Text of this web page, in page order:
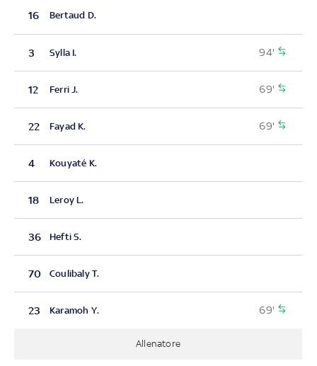
16 Bertaud D.
3 Sylla I. 94'
12 Ferri J. 69'
22 Fayad K. 69'
4 Kouyaté K.
18 Leroy L.
36 Hefti S.
70 Coulibaly T.
23 Karamoh Y. 69'
Allenatore